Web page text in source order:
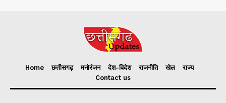
Home छत्तीसगढ़ मनोरंजन देश-विदेश राजनीति खेल
राज्य
Contact us